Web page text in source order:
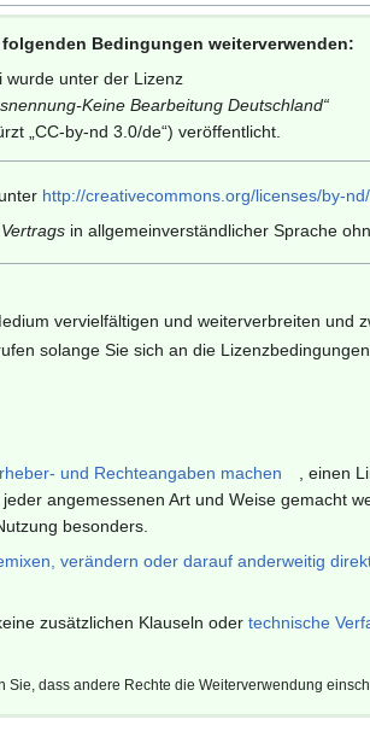
Bedingungen weiterverwenden:
wurde unter der Lizenz
Keine Bearbeitung Deutschland“
„CC-by-nd 3.0/de“) veröffentlicht.
http://creativecommons.org/licenses/by-
in allgemeinverständlicher Sprache
vervielfältigen und weiterverbreiten und
solange Sie sich an die Lizenzbedingungen
und Rechteangaben machen , einen
angemessenen Art und Weise gemacht
besonders.
verändern oder darauf anderweitig
zusätzlichen Klauseln odertechnische
Sie, dass andere Rechte die Weiterverwendung